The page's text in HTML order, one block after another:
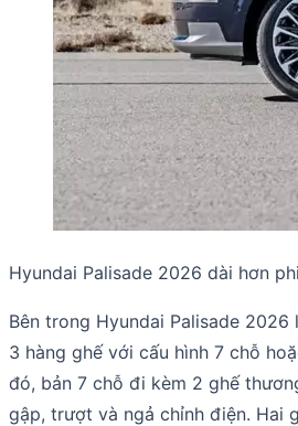
Hyundai Palisade 2026 dài hơn
Bên trong Hyundai Palisade
3 hàng ghế với cấu hình 7 chỗ
đó, bản 7 chỗ đi kèm 2 ghế
gập, trượt và ngả chỉnh điện. Hai